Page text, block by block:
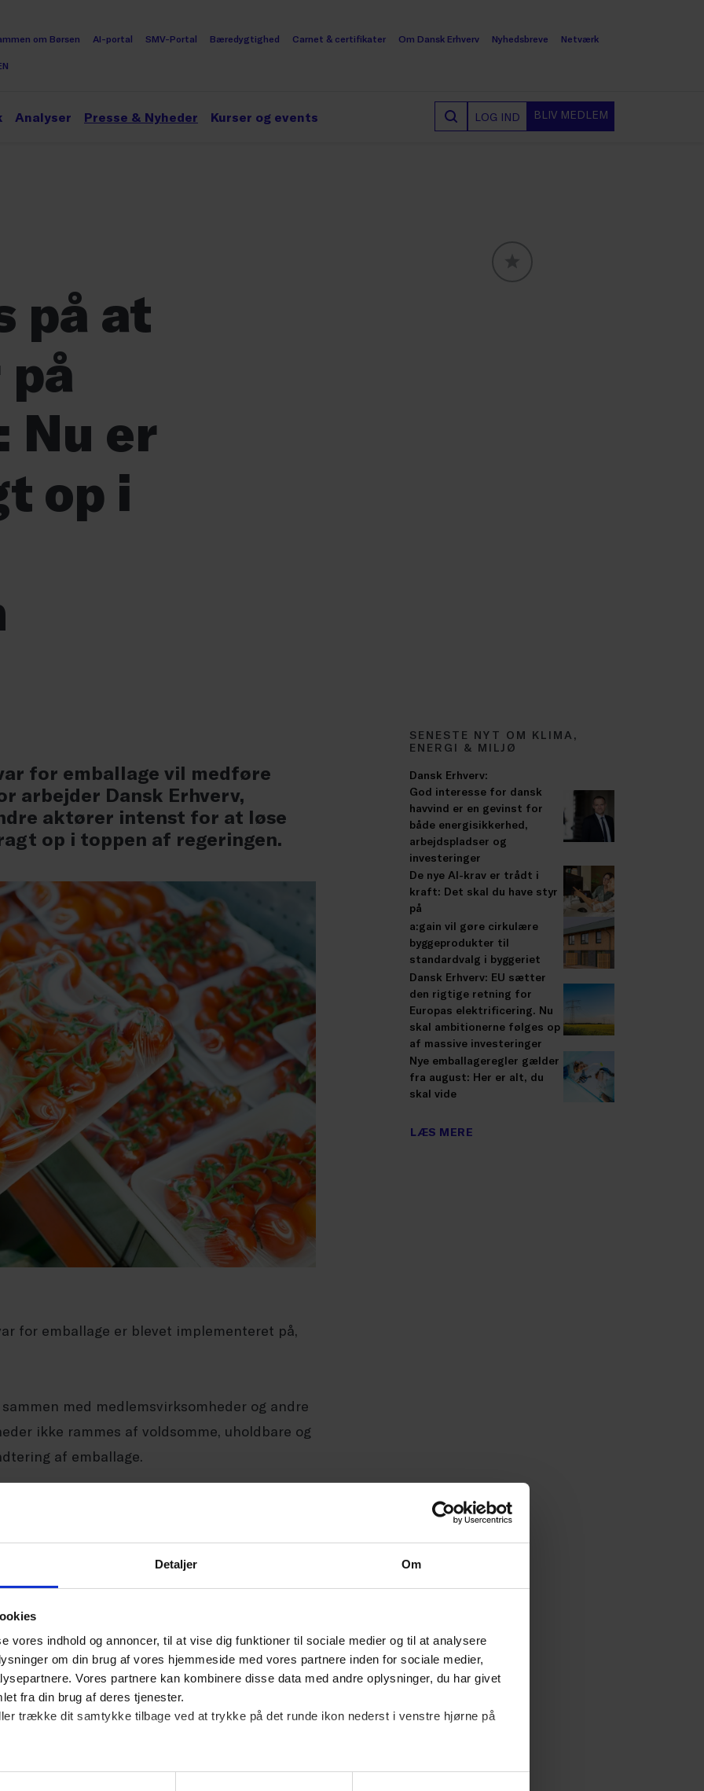
Detaljer Om
vores indhold og annoncer, til at vise dig funktioner til sociale medier og til at analysere
om din brug af vores hjemmeside med vores partnere inden for sociale medier,
Vores partnere kan kombinere disse data med andre oplysninger, du har givet
fra din brug af deres tjenester.
trække dit samtykke tilbage ved at trykke på det runde ikon nederst i venstre hjørne på
om Børsen AI-portal SMV-Portal Bæredygtighed Carnet & certifikater Om Dansk Erhverv Nyhedsbreve Netværk
Analyser Presse & Nyheder Kurser og events LOG IND BLIV MEDLEM
på at
Nu er
op i
for emballage vil medføre
arbejder Dansk Erhverv,
aktører intenst for at løse
op i toppen af regeringen.
for emballage er blevet implementeret på,
med medlemsvirksomheder og andre
ikke rammes af voldsomme, uholdbare og
af emballage.
i toppen af regeringen.
hen over sommeren, hvordan nye
emballage, kunne medføre kæmpe
pap, plast og glas.
DR, Berlingske, Avisen Danmark og andre
hurtigt at få ændret implementeringen
lys i juni måned. Dansk Erhverv har også
kraftigt gjort opmærksom på det akutte
SENESTE NYT OM KLIMA,
ENERGI & MILJØ
Dansk Erhverv:
God interesse for dansk
havvind er en gevinst for
både energisikkerhed,
arbejdspladser og
investeringer
De nye AI-krav er trådt i
kraft: Det skal du have styr
på
a:gain vil gøre cirkulære
byggeprodukter til
standardvalg i byggeriet
Dansk Erhverv: EU sætter
den rigtige retning for
Europas elektrificering. Nu
skal ambitionerne følges op
af massive investeringer
Nye emballageregler gælder
fra august: Her er alt, du
skal vide
LÆS MERE